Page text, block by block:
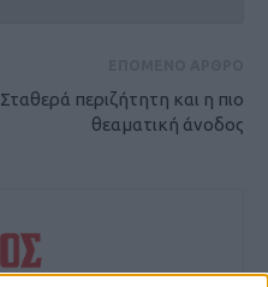
Σταθερά περιζήτητη και η πιο
θεαματική άνοδος